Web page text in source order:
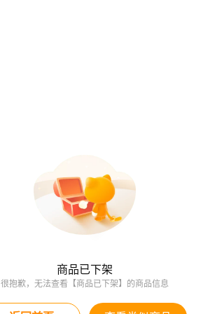
商品已下架
很抱歉，无法查看【商品已下架】的商品信息